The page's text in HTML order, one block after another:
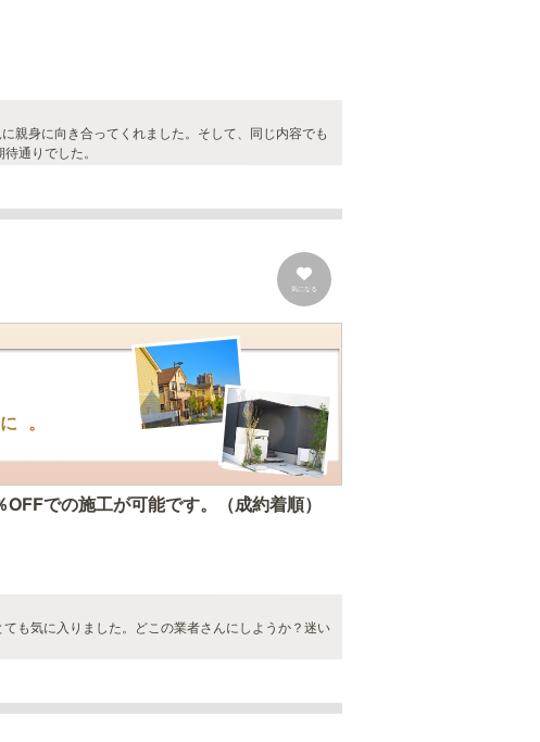
親身に向き合ってくれました。そして、同じ内容でも
通りでした。
気になる
。
での施工が可能です。（成約着順）
も気に入りました。どこの業者さんにしようか？迷い